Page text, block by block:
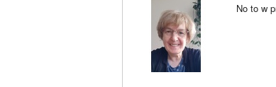
No to w